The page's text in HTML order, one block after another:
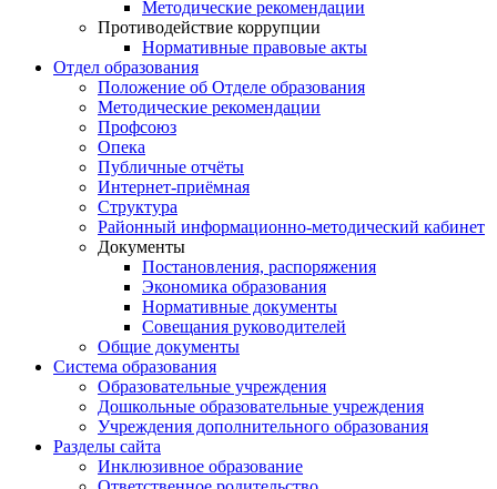
Методические рекомендации
Противодействие коррупции
Нормативные правовые акты
Отдел образования
Положение об Отделе образования
Методические рекомендации
Профсоюз
Опека
Публичные отчёты
Интернет-приёмная
Структура
Районный информационно-методический кабинет
Документы
Постановления, распоряжения
Экономика образования
Нормативные документы
Совещания руководителей
Общие документы
Система образования
Образовательные учреждения
Дошкольные образовательные учреждения
Учреждения дополнительного образования
Разделы сайта
Инклюзивное образование